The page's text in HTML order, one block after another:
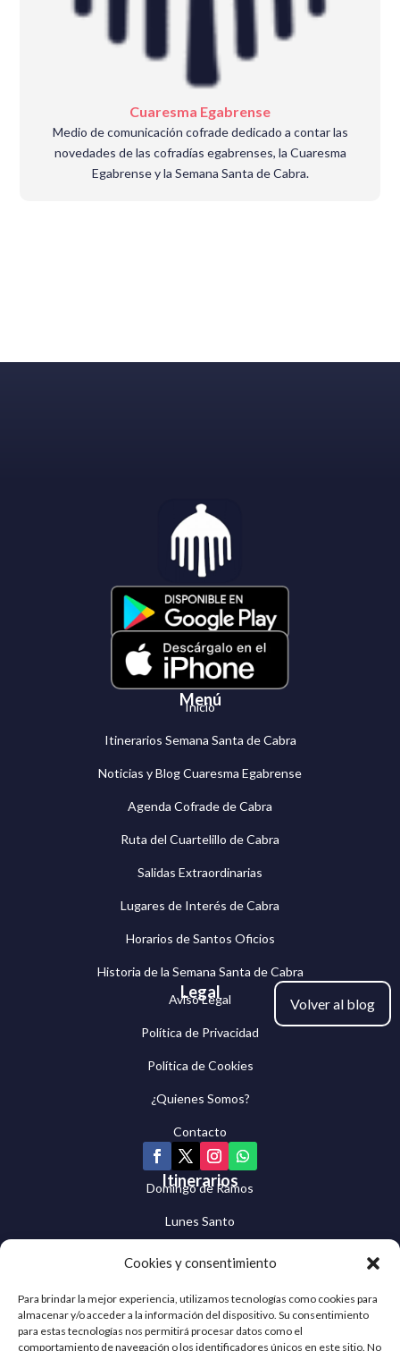
Cookies y consentimiento
Para brindar la mejor experiencia, utilizamos tecnologías como cookies para
almacenar y/o acceder a la información del dispositivo. Su consentimiento
para estas tecnologías nos permitirá procesar datos como el
comportamiento de navegación o los identificadores únicos en este sitio. No
Volver al blog
Cuaresma Egabrense
Medio de comunicación cofrade dedicado a contar las
novedades de las cofradías egabrenses, la Cuaresma
Egabrense y la Semana Santa de Cabra.
Menú
Inicio
Itinerarios Semana Santa de Cabra
Noticias y Blog Cuaresma Egabrense
Agenda Cofrade de Cabra
Ruta del Cuartelillo de Cabra
Salidas Extraordinarias
Lugares de Interés de Cabra
Horarios de Santos Oficios
Historia de la Semana Santa de Cabra
Legal
Aviso Legal
Política de Privacidad
Política de Cookies
¿Quienes Somos?
Contacto
Itinerarios
Domingo de Ramos
Lunes Santo
Martes Santo
Jueves Santo